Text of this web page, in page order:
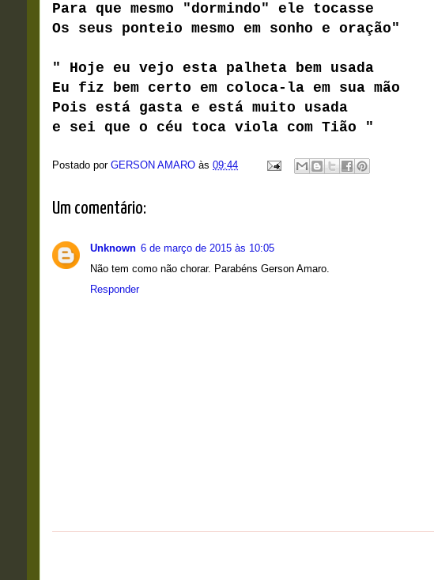
Para que mesmo "dormindo" ele tocasse
Os seus ponteio mesmo em sonho e oração"
" Hoje eu vejo esta palheta bem usada
Eu fiz bem certo em coloca-la em sua mão
Pois está gasta e está muito usada
e sei que o céu toca viola com Tião "
Postado por GERSON AMARO às 09:44
Um comentário:
Unknown 6 de março de 2015 às 10:05
Não tem como não chorar. Parabéns Gerson Amaro.
Responder